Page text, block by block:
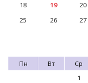
18
19 20
25
26 27
Пн
Вт Ср
1